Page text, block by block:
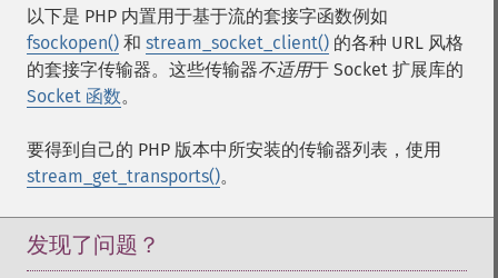
以下是 PHP 内置用于基于流的套接字函数例如
fsockopen() 和 stream_socket_client() 的各种 URL 风格
的套接字传输器。这些传输器不适用于 Socket 扩展库的
Socket 函数。
要得到自己的 PHP 版本中所安装的传输器列表，使用
stream_get_transports()。
发现了问题？